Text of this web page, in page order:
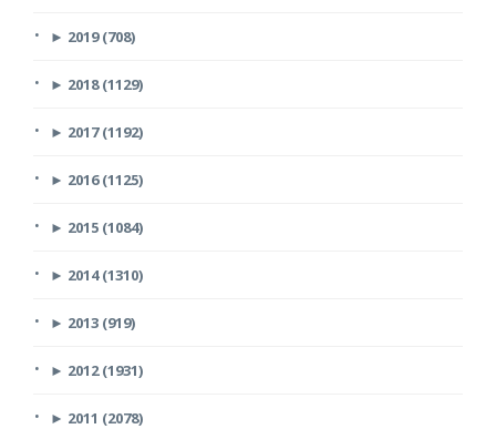
► 2019 (708)
► 2018 (1129)
► 2017 (1192)
► 2016 (1125)
► 2015 (1084)
► 2014 (1310)
► 2013 (919)
► 2012 (1931)
► 2011 (2078)